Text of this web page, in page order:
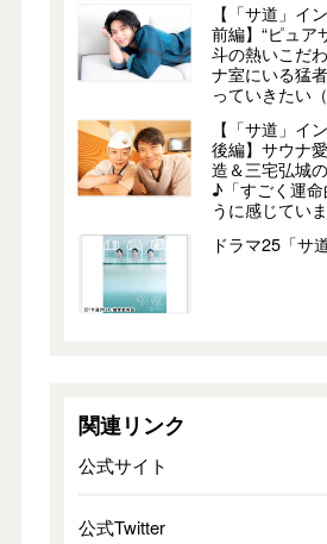
【「サ道」イ
前編】“ピュア
斗の熱いこだ
ナ室にいる猛
っていきたい（
【「サ道」イ
後編】サウナ
造＆三宅弘城
♪「すごく運
うに感じていま
ドラマ25「サ
関連リンク
公式サイト
公式Twitter